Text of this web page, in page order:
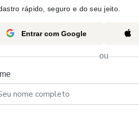
rápido, seguro e do seu jeito.
Entrar com Google
ou